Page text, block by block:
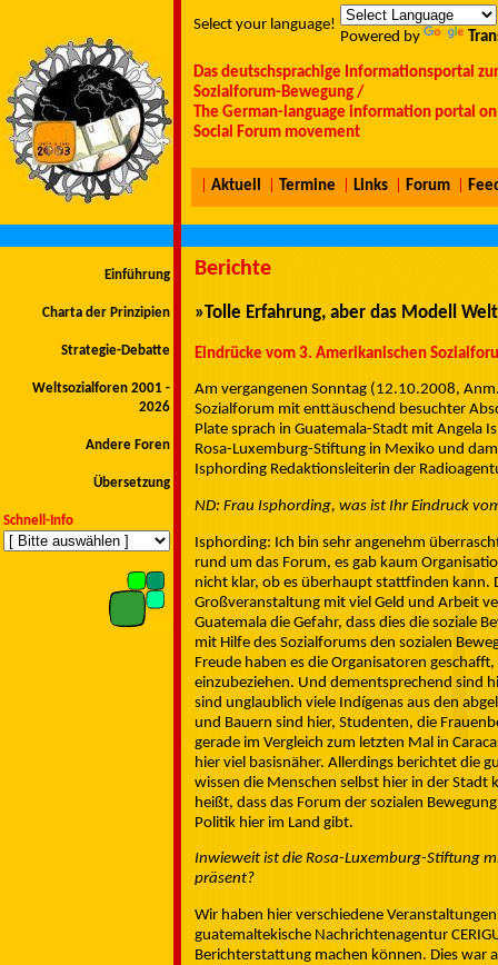
Select your language!
Powered by
Das deutschsprachige Informationsportal
Sozialforum-Bewegung /
The German-language information portal
Social Forum movement
Aktuell Termine Links Forum
Einführung
Charta der Prinzipien
Strategie-Debatte
Weltsozialforen 2001 -
2026
Andere Foren
Übersetzung
Schnell-Info
Berichte
»Tolle Erfahrung, aber das Modell
Eindrücke vom 3. Amerikanischen
Am vergangenen Sonntag (12.10.2008,
Sozialforum mit enttäuschend besuchter
Plate sprach in Guatemala-Stadt mit Angela
Rosa-Luxemburg-Stiftung in Mexiko und
Isphording Redaktionsleiterin der
ND: Frau Isphording, was ist Ihr Eindruck
Isphording: Ich bin sehr angenehm
rund um das Forum, es gab kaum
nicht klar, ob es überhaupt stattfinden kann.
Großveranstaltung mit viel Geld und Arbeit
Guatemala die Gefahr, dass dies die soziale
mit Hilfe des Sozialforums den sozialen
Freude haben es die Organisatoren
einzubeziehen. Und dementsprechend sind
sind unglaublich viele Indígenas aus den
und Bauern sind hier, Studenten, die
gerade im Vergleich zum letzten Mal in
hier viel basisnäher. Allerdings berichtet die
wissen die Menschen selbst hier in der
heißt, dass das Forum der sozialen
Politik hier im Land gibt.
Inwieweit ist die Rosa-Luxemburg-Stiftung
präsent?
Wir haben hier verschiedene
guatemaltekische Nachrichtenagentur
Berichterstattung machen können. Dies